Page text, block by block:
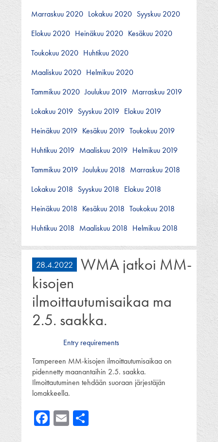
Marraskuu 2020 Lokakuu 2020 Syyskuu 2020
Elokuu 2020 Heinäkuu 2020 Kesäkuu 2020
Toukokuu 2020 Huhtikuu 2020
Maaliskuu 2020 Helmikuu 2020
Tammikuu 2020 Joulukuu 2019 Marraskuu 2019
Lokakuu 2019 Syyskuu 2019 Elokuu 2019
Heinäkuu 2019 Kesäkuu 2019 Toukokuu 2019
Huhtikuu 2019 Maaliskuu 2019 Helmikuu 2019
Tammikuu 2019 Joulukuu 2018 Marraskuu 2018
Lokakuu 2018 Syyskuu 2018 Elokuu 2018
Heinäkuu 2018 Kesäkuu 2018 Toukokuu 2018
Huhtikuu 2018 Maaliskuu 2018 Helmikuu 2018
28.4.2022
WMA jatkoi MM-
kisojen
ilmoittautumisaikaa ma
2.5. saakka.
Entry requirements
Tampereen MM-kisojen ilmoittautumisaikaa on
pidennetty maanantaihin 2.5. saakka.
Ilmoittautuminen tehdään suoraan järjestäjän
lomakkeella.
Facebook
Email